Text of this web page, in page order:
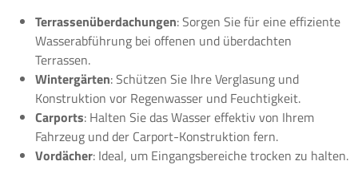
Terrassenüberdachungen: Sorgen Sie für eine effiziente
Wasserabführung bei offenen und überdachten
Terrassen.
Wintergärten: Schützen Sie Ihre Verglasung und
Konstruktion vor Regenwasser und Feuchtigkeit.
Carports: Halten Sie das Wasser effektiv von Ihrem
Fahrzeug und der Carport-Konstruktion fern.
Vordächer: Ideal, um Eingangsbereiche trocken zu halten.